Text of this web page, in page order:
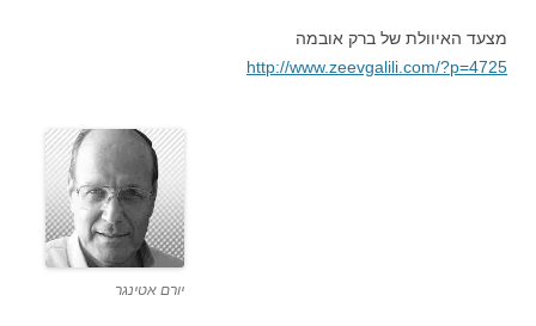
מצעד האיוולת של ברק אובמה
http://www.zeevgalili.com/?p=4725
יורם אטינגר